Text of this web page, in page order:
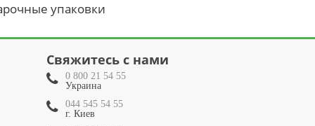
упаковки
Свяжитесь с нами
0 800 21 54 55
Украина
044 545 54 55
г. Киев